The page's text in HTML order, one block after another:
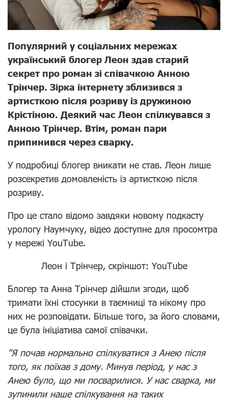
Популярний у соціальних мережах
український блогер Леон здав старий
секрет про роман зі співачкою Анною
Трінчер. Зірка інтернету зблизився з
артисткою після розриву із дружиною
Крістіною. Деякий час Леон спілкувався з
Анною Трінчер. Втім, роман пари
припинився через сварку.
У подробиці блогер вникати не став. Леон лише
розсекретив домовленість із артисткою після
розриву.
Про це стало відомо завдяки новому подкасту
урологу Наумчуку, відео доступне для просомтра
у мережі YouTube.
Леон і Трінчер, скріншот: YouTube
Блогер та Анна Трінчер дійшли згоди, щоб
тримати їхні стосунки в таємниці та нікому про
них не розповідати. Більше того, за його словами,
це була ініціатива самої співачки.
"Я почав нормально спілкуватися з Анею після
того, як поїхав з дому. Минув період, у нас з
Анею було, що ми посварилися. У нас сварка, ми
зупинили наше спілкування на таких